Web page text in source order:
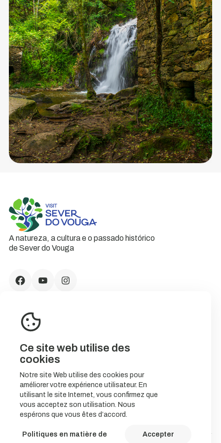
Ce site web utilise des
cookies
Notre site Web utilise des cookies pour
améliorer votre expérience utilisateur. En
utilisant le site Internet, vous confirmez que
vous acceptez son utilisation. Nous
espérons que vous êtes d’accord.
Politiques en matière de Accepter
A natureza, a cultura e o passado histórico
de Sever do Vouga
CONTACTS